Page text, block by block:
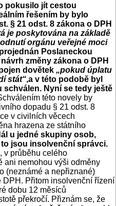
pokusilo jít cestou
řešením by bylo
§ 21 odst. 8 zákona o DPH
je poskytována na základě
orgánu veřejné moci
Poslaneckou
změny zákona o DPH
dovětek „pokud úplatu
stát“,a v této podobě byl
schválen. Nyní se tedy ještě
této novely by
dopadu § 21 odst. 8
v civilních věcech
hrazena ze státního
u jedné skupiny osob,
jsou insolvenční správci.
v průběhu celého
ani nemohou výši odměny
(neznámé a nepřiznané)
Přitom insolvenční řízení
dobu 12 měsíců
překročí. Přiznám se, že